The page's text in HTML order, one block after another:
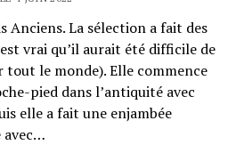
Anciens. La sélection a fait des
vrai qu’il aurait été difficile de
tout le monde). Elle commence
pied dans l’antiquité avec
elle a fait une enjambée
avec…